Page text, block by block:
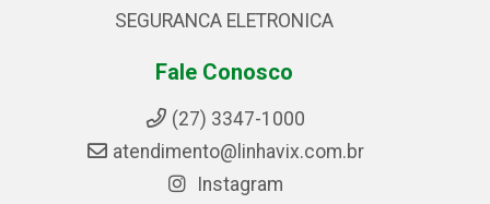
SEGURANCA ELETRONICA
Fale Conosco
(27) 3347-1000
atendimento@linhavix.com.br
Instagram